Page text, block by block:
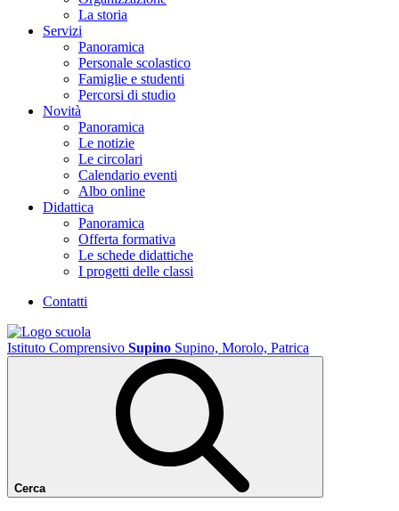
La storia
Servizi
Panoramica
Personale scolastico
Famiglie e studenti
Percorsi di studio
Novità
Panoramica
Le notizie
Le circolari
Calendario eventi
Albo online
Didattica
Panoramica
Offerta formativa
Le schede didattiche
I progetti delle classi
Contatti
Istituto Comprensivo Supino Supino, Morolo, Patrica
Cerca